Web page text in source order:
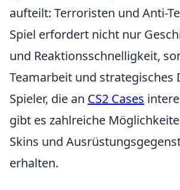
aufteilt: Terroristen und Anti-
Spiel erfordert nicht nur
und Reaktionsschnelligkeit,
Teamarbeit und strategisches
Spieler, die an CS2 Cases
gibt es zahlreiche
Skins und
erhalten.